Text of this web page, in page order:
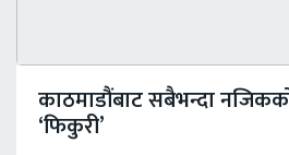
काठमाडौंबाट सबैभन्दा
‘फिकुरी’